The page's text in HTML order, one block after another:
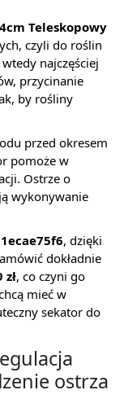
Teleskopowy
czyli do roślin
najczęściej
przycinanie
by rośliny
przed okresem
pomoże w
Ostrze o
wykonywanie
, dzięki
dokładnie
zł, co czyni go
mieć w
sekator do
ostrza